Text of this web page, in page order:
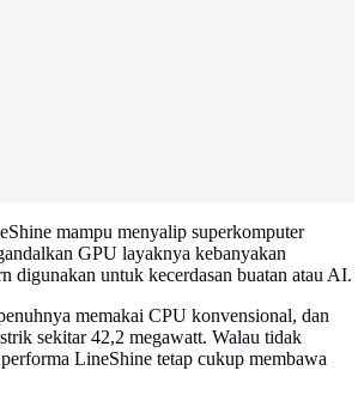
mampu menyalip superkomputer
GPU layaknya kebanyakan
digunakan untuk kecerdasan buatan atau AI.
memakai CPU konvensional, dan
sekitar 42,2 megawatt. Walau tidak
LineShine tetap cukup membawa